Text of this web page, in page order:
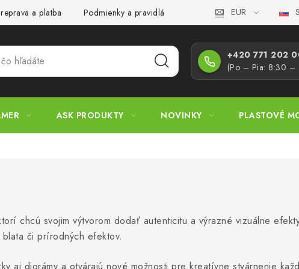
a platba Podmienky a pravidlá Zásady ochrany osobných
EUR
+420 771 202
(Po – Pia: 8:30 –
ASK PRODUKTY NOVINKY PLASTOVÉ
chcú svojim výtvorom dodať autenticitu a výrazné vizuálne
či prírodných efektov.